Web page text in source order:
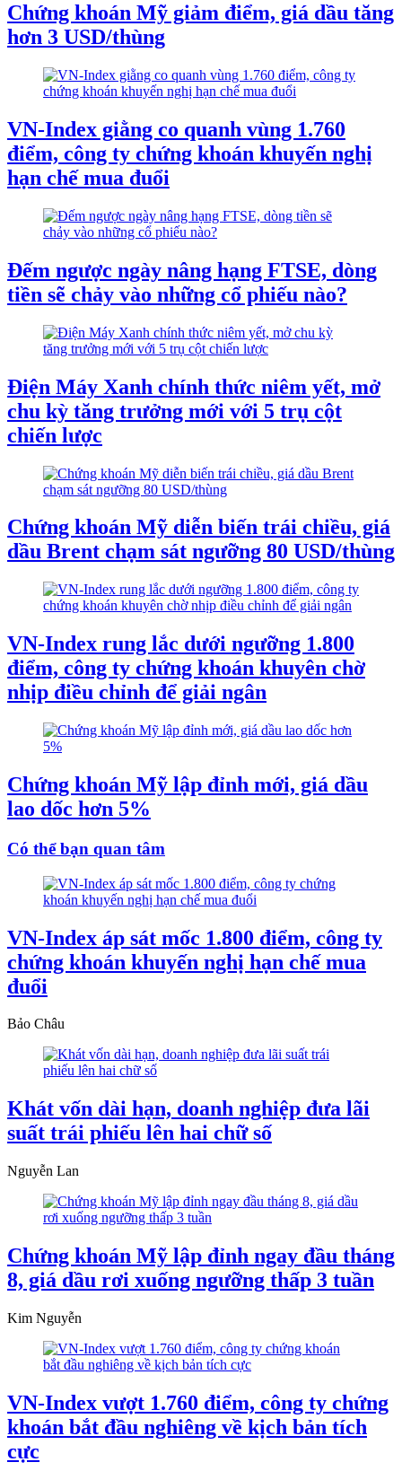
Chứng khoán Mỹ giảm điểm, giá dầu tăng
hơn 3 USD/thùng
VN-Index giằng co quanh vùng 1.760
điểm, công ty chứng khoán khuyến nghị
hạn chế mua đuổi
Đếm ngược ngày nâng hạng FTSE, dòng
tiền sẽ chảy vào những cổ phiếu nào?
Điện Máy Xanh chính thức niêm yết, mở
chu kỳ tăng trưởng mới với 5 trụ cột
chiến lược
Chứng khoán Mỹ diễn biến trái chiều, giá
dầu Brent chạm sát ngưỡng 80 USD/thùng
VN-Index rung lắc dưới ngưỡng 1.800
điểm, công ty chứng khoán khuyên chờ
nhịp điều chỉnh để giải ngân
Chứng khoán Mỹ lập đỉnh mới, giá dầu
lao dốc hơn 5%
Có thể bạn quan tâm
VN-Index áp sát mốc 1.800 điểm, công ty
chứng khoán khuyến nghị hạn chế mua
đuổi
Bảo Châu
Khát vốn dài hạn, doanh nghiệp đưa lãi
suất trái phiếu lên hai chữ số
Nguyễn Lan
Chứng khoán Mỹ lập đỉnh ngay đầu tháng
8, giá dầu rơi xuống ngưỡng thấp 3 tuần
Kim Nguyễn
VN-Index vượt 1.760 điểm, công ty chứng
khoán bắt đầu nghiêng về kịch bản tích
cực